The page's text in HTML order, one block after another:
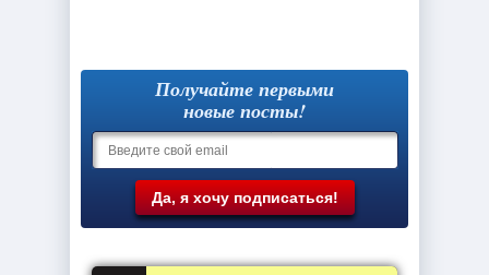
Получайте первыми
новые посты!